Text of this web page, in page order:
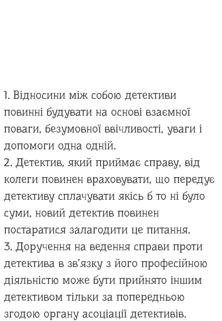
1. Відносини між собою детективи
повинні будувати на основі взаємної
поваги, безумовної ввічливості, уваги і
допомоги одна одній.
2. Детектив, який приймає справу, від
колеги повинен враховувати, що передує
детективу сплачувати якісь б то ні було
суми, новий детектив повинен
постаратися залагодити це питання.
3. Доручення на ведення справи проти
детектива в зв’язку з його професійною
діяльністю може бути прийнято іншим
детективом тільки за попередньою
згодою органу асоціації детективів.